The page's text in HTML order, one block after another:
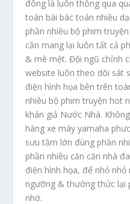
đông là luôn thông qua
toán bài bác toán nhiều
phần nhiều bộ phim
cần mang lại luôn tất cả
& mê mệt. Đội ngũ chỉnh
website luôn theo dõi sát
điện hình họa bên trên
nhiều bộ phim truyện hot
khán giả Nước Nhà.
hàng xe máy yamaha
sưu tầm lớn đùng phần
phần nhiều căn căn nhà
điện hình họa, để nhỏ
ngưỡng & thưởng thức lại
nhớ.